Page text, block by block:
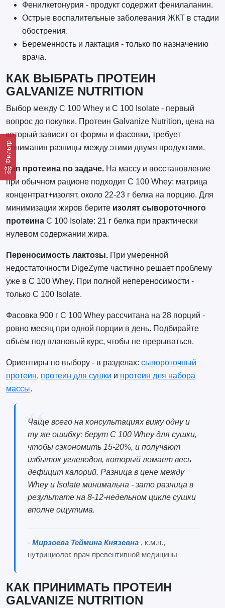
Фильтр
Фенилкетонурия - продукт содержит фенилаланин.
Острые воспалительные заболевания ЖКТ в стадии
обострения.
Беременность и лактация - только по назначению
врача.
КАК ВЫБРАТЬ ПРОТЕИН
GALVANIZE NUTRITION
Выбор между C 100 Whey и C 100 Isolate - первый
вопрос до покупки. Протеин Galvanize Nutrition, цена на
который зависит от формы и фасовки, требует
понимания разницы между этими двумя продуктами.
Тип протеина по задаче.На массу и восстановление
при обычном рационе подходит C 100 Whey: матрица
концентрат+изолят, около 22-23 г белка на порцию. Для
минимизации жиров берите изолят сывороточного
протеинаC 100 Isolate: 21 г белка при практически
нулевом содержании жира.
Переносимость лактозы.При умеренной
недостаточности DigeZyme частично решает проблему
уже в C 100 Whey. При полной непереносимости -
только C 100 Isolate.
Фасовка 900 г C 100 Whey рассчитана на 28 порций -
ровно месяц при одной порции в день. Подбирайте
объём под плановый курс, чтобы не прерываться.
Ориентиры по выбору - в разделах: сывороточный
протеин, протеин для сушки и протеин для набора
массы.
Чаще всего на консультациях вижу одну и
ту же ошибку: берут C 100 Whey для сушки,
чтобы сэкономить 15-20%, и получают
избыток углеводов, который ломает весь
дефицит калорий. Разница в цене между
Whey и Isolate минимальна - зато разница в
результате на 8-12-недельном цикле сушки
вполне ощутима.
- Мирзоева Теймина Князевна , к.м.н.,
нутрициолог, врач превентивной медицины
КАК ПРИНИМАТЬ ПРОТЕИН
GALVANIZE NUTRITION